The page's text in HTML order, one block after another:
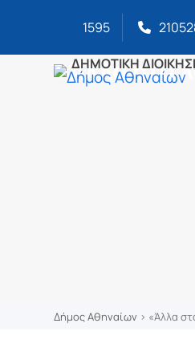
content
περιεχόμενο1595
ΔΗΜΟΤΙΚΗ
«Άλλα στα
Δήμος Αθηναίων > «Άλλα